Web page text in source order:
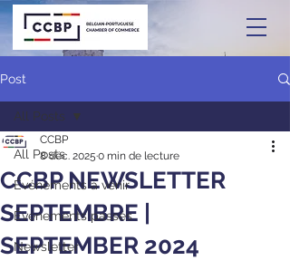
Post
All Posts
Événements à venir
Événements passés
Newsletter
All Posts
CCBP NEWSLETTER
SEPTEMBRE |
SEPTEMBER 2024
CCBP
8 déc. 2025 0 min de lecture